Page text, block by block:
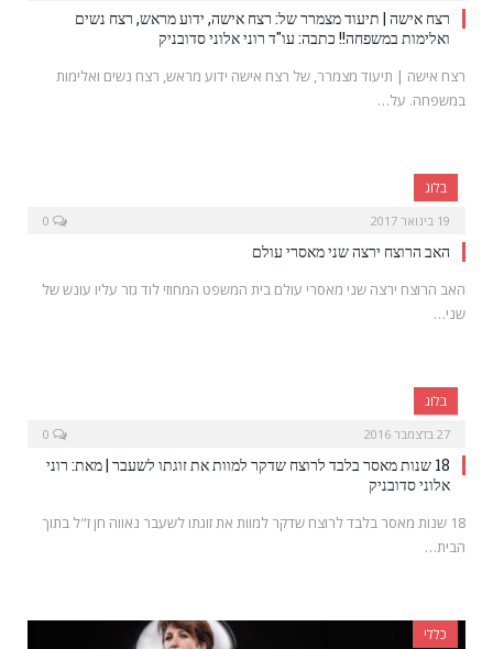
רצח אישה | תיעוד מצמרר של: רצח אישה, ידוע מראש, רצח נשים
ואלימות במשפחה!! כתבה: עו"ד רוני אלוני סדובניק
רצח אישה | תיעוד מצמרר, של רצח אישה ידוע מראש, רצח נשים ואלימות
במשפחה. על…
בלוג
19 בינואר 2017
האב הרוצח ירצה שני מאסרי עולם
האב הרוצח ירצה שני מאסרי עולם בית המשפט המחוזי לוד גזר עליו עונש של
שני…
בלוג
27 בדצמבר 2016
18 שנות מאסר בלבד לרוצח שדקר למוות את זוגתו לשעבר | מאת: רוני
אלוני סדובניק
18 שנות מאסר בלבד לרוצח שדקר למוות את זוגתו לשעבר נאווה חן ז"ל בתוך
הבית…
כללי